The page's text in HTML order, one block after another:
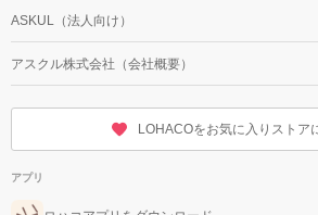
ASKUL（法人向け）
アスクル株式会社（会社概要）
LOHACOをお気に入りストア
アプリ